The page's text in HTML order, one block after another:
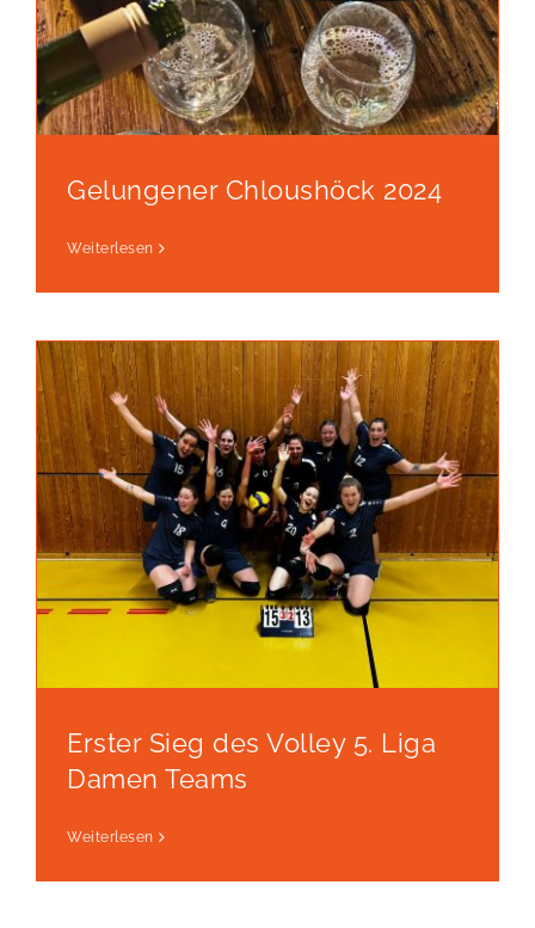
Gelungener Chloushöck 2024
Weiterlesen
Erster Sieg des Volley 5. Liga
Damen Teams
Weiterlesen